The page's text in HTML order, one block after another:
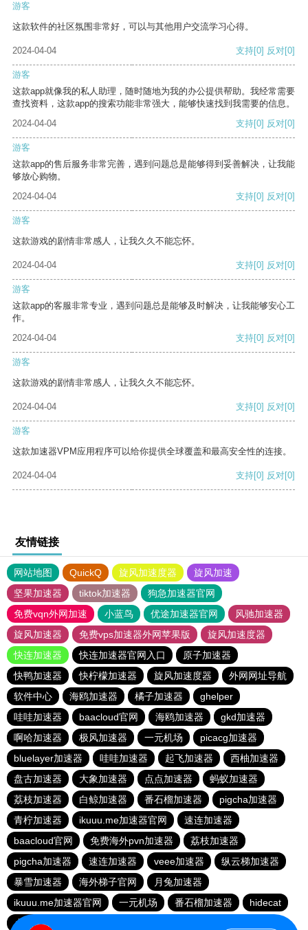
游客
这款软件的社区氛围非常好，可以与其他用户交流学习心得。
2024-04-04 支持[0] 反对[0]
游客
这款app就像我的私人助理，随时随地为我的办公提供帮助。我经常需要
查找资料，这款app的搜索功能非常强大，能够快速找到我需要的信息。
2024-04-04
支持[0] 反对[0]
游客
这款app的售后服务非常完善，遇到问题总是能够得到妥善解决，让我能
够放心购物。
2024-04-04
支持[0] 反对[0]
游客
这款游戏的剧情非常感人，让我久久不能忘怀。
2024-04-04 支持[0] 反对[0]
游客
这款app的客服非常专业，遇到问题总是能够及时解决，让我能够安心工
作。
2024-04-04
支持[0] 反对[0]
游客
这款游戏的剧情非常感人，让我久久不能忘怀。
2024-04-04 支持[0] 反对[0]
游客
这款加速器VPM应用程序可以给你提供全球覆盖和最高安全性的连接。
2024-04-04 支持[0] 反对[0]
友情链接
网站地图 QuickQ 旋风加速度器
旋风加速
坚果加速器
tiktok加速器
狗急加速器官网
免费vqn外网加速
小蓝鸟 优途加速器官网
风驰加速器
旋风加速器
免费vps加速器外网苹果版
旋风加速度器
快连加速器
快连加速器官网入口
原子加速器
快鸭加速器
快柠檬加速器 旋风加速度器
外网网址导航
软件中心
海鸥加速器 橘子加速器
ghelper
哇哇加速器
baacloud官网 海鸥加速器
gkd加速器
啊哈加速器
极风加速器 一元机场
picacg加速器
bluelayer加速器
哇哇加速器 起飞加速器
西柚加速器
盘古加速器
大象加速器 点点加速器
蚂蚁加速器
荔枝加速器
白鲸加速器 番石榴加速器
pigcha加速器
青柠加速器
ikuuu.me加速器官网
速连加速器
baacloud官网
免费海外pvn加速器
荔枝加速器
pigcha加速器
速连加速器 veee加速器
纵云梯加速器
暴雪加速器
海外梯子官网
月兔加速器
ikuuu.me加速器官网
一元机场 番石榴加速器
hidecat
小猫咪crash加速器